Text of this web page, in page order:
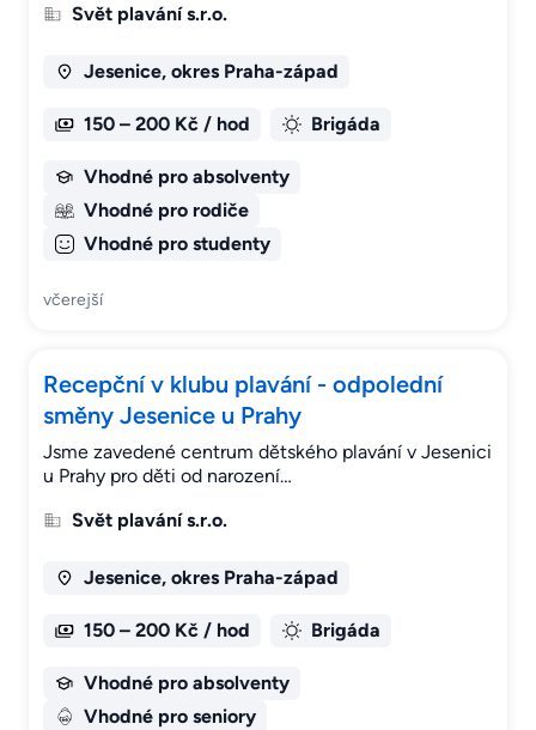
Svět plavání s.r.o.
Jesenice, okres Praha-západ
150 – 200 Kč / hod Brigáda
Vhodné pro absolventy
Vhodné pro rodiče
Vhodné pro studenty
včerejší
Recepční v klubu plavání - odpolední
směny Jesenice u Prahy
Jsme zavedené centrum dětského plavání v Jesenici
u Prahy pro děti od narození…
Svět plavání s.r.o.
Jesenice, okres Praha-západ
150 – 200 Kč / hod Brigáda
Vhodné pro absolventy
Vhodné pro seniory